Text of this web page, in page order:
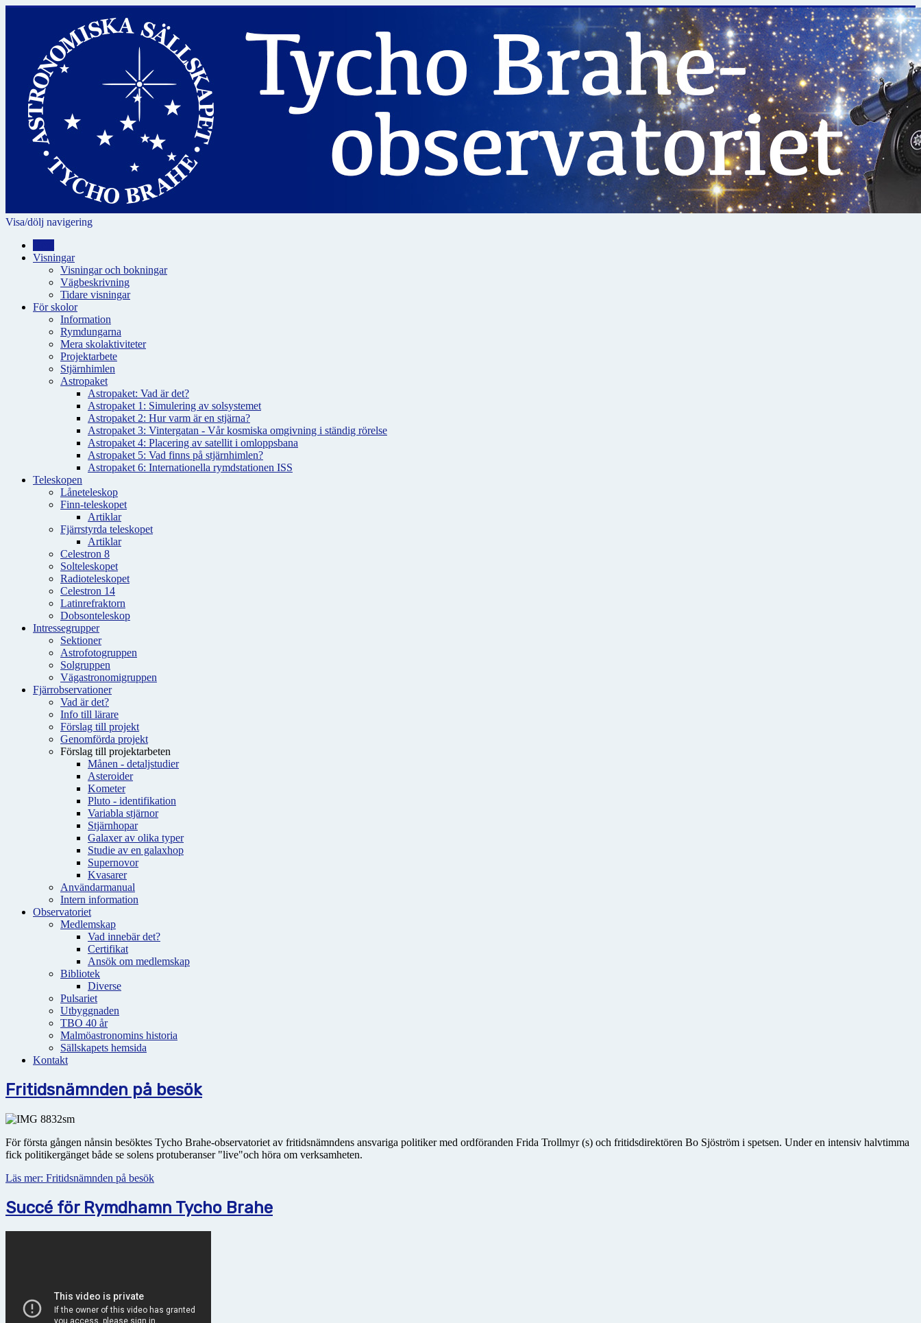
Visa/dölj navigering
Visningar
Visningar och bokningar
Vägbeskrivning
Tidare visningar
För skolor
Information
Rymdungarna
Mera skolaktiviteter
Projektarbete
Stjärnhimlen
Astropaket
Astropaket: Vad är det?
Astropaket 1: Simulering av solsystemet
Astropaket 2: Hur varm är en stjärna?
Astropaket 3: Vintergatan - Vår kosmiska omgivning i ständig rörelse
Astropaket 4: Placering av satellit i omloppsbana
Astropaket 5: Vad finns på stjärnhimlen?
Astropaket 6: Internationella rymdstationen ISS
Teleskopen
Låneteleskop
Finn-teleskopet
Artiklar
Fjärrstyrda teleskopet
Artiklar
Celestron 8
Solteleskopet
Radioteleskopet
Celestron 14
Latinrefraktorn
Dobsonteleskop
Intressegrupper
Sektioner
Astrofotogruppen
Solgruppen
Vägastronomigruppen
Fjärrobservationer
Vad är det?
Info till lärare
Förslag till projekt
Genomförda projekt
Förslag till projektarbeten
Månen - detaljstudier
Asteroider
Kometer
Pluto - identifikation
Variabla stjärnor
Stjärnhopar
Galaxer av olika typer
Studie av en galaxhop
Supernovor
Kvasarer
Användarmanual
Intern information
Observatoriet
Medlemskap
Vad innebär det?
Certifikat
Ansök om medlemskap
Bibliotek
Diverse
Pulsariet
Utbyggnaden
TBO 40 år
Malmöastronomins historia
Sällskapets hemsida
Kontakt
Fritidsnämnden på besök
För första gången nånsin besöktes Tycho Brahe-observatoriet av fritidsnämndens ansvariga politiker med ordföranden Frida Trollmyr (s) och fritidsdirektören Bo Sjöström i spetsen. Under en intensiv halvtimma
fick politikergänget både se solens protuberanser "live"och höra om verksamheten.
Läs mer: Fritidsnämnden på besök
Succé för Rymdhamn Tycho Brahe